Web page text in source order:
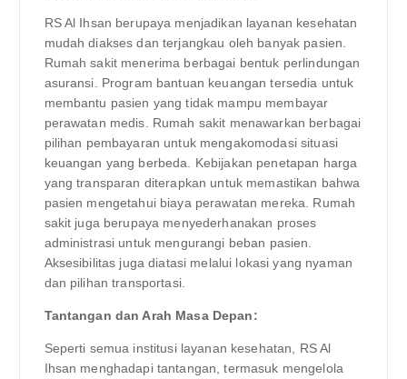
RS Al Ihsan berupaya menjadikan layanan kesehatan
mudah diakses dan terjangkau oleh banyak pasien.
Rumah sakit menerima berbagai bentuk perlindungan
asuransi. Program bantuan keuangan tersedia untuk
membantu pasien yang tidak mampu membayar
perawatan medis. Rumah sakit menawarkan berbagai
pilihan pembayaran untuk mengakomodasi situasi
keuangan yang berbeda. Kebijakan penetapan harga
yang transparan diterapkan untuk memastikan bahwa
pasien mengetahui biaya perawatan mereka. Rumah
sakit juga berupaya menyederhanakan proses
administrasi untuk mengurangi beban pasien.
Aksesibilitas juga diatasi melalui lokasi yang nyaman
dan pilihan transportasi.
Tantangan dan Arah Masa Depan:
Seperti semua institusi layanan kesehatan, RS Al
Ihsan menghadapi tantangan, termasuk mengelola